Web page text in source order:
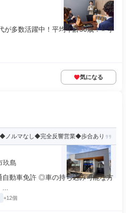
が多数活躍中！平均年齢30歳！⭐️ 学
気になる
ノルマなし◆完全反響営業◆歩合あり
玖島
動車免許 ◎車の持ち込み可能な方
+12個